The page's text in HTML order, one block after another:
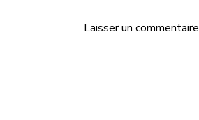
Laisser un commentaire